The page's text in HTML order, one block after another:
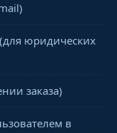
юридических
заказа)
в